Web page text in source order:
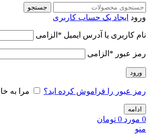
جستجو
ورود ایجاد یک حساب کاربری
نام کاربری یا آدرس ایمیل * الزامی
رمز عبور * الزامی
ورود
رمز عبور را فراموش کرده اید؟ مرا به
ادامه
0 مورد 0 تومان
منو